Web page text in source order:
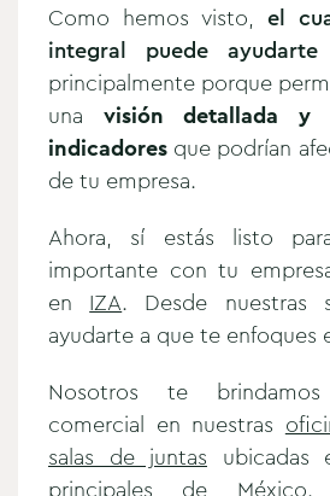
Como hemos visto, el
integral puede
principalmente porque
una visión detallada y
indicadores que podrían
de tu empresa.
Ahora, sí estás listo
importante con tu
en IZA. Desde nuestras
ayudarte a que te enfoques
Nosotros te
comercial en nuestras
salas de juntas ubicadas
principales de México.